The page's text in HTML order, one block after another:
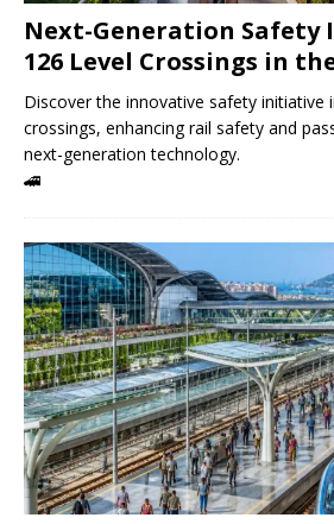
Next-Generation
126 Level Crossings in
Discover the innovative safety initiative
crossings, enhancing rail safety and
next-generation technology.
🚄